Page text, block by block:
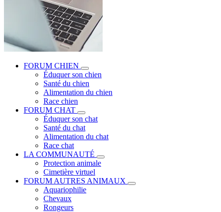
FORUM CHIEN
Éduquer son chien
Santé du chien
Alimentation du chien
Race chien
FORUM CHAT
Éduquer son chat
Santé du chat
Alimentation du chat
Race chat
LA COMMUNAUTÉ
Protection animale
Cimetière virtuel
FORUM AUTRES ANIMAUX
Aquariophilie
Chevaux
Rongeurs